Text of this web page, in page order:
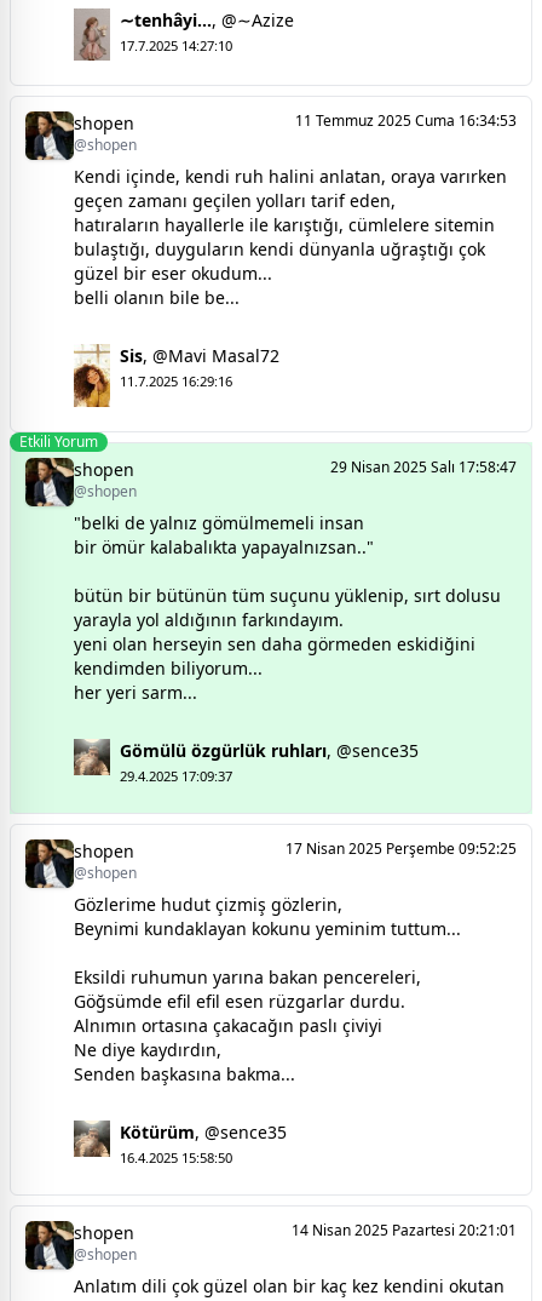
∼tenhâyi..., @∼Azize
17.7.2025 14:27:10
shopen
@shopen
11 Temmuz 2025 Cuma 16:34:53
Kendi içinde, kendi ruh halini anlatan, oraya varırken
geçen zamanı geçilen yolları tarif eden,
hatıraların hayallerle ile karıştığı, cümlelere sitemin
bulaştığı, duyguların kendi dünyanla uğraştığı çok
güzel bir eser okudum...
belli olanın bile be...
Sis, @Mavi Masal72
11.7.2025 16:29:16
Etkili Yorum
shopen
@shopen
29 Nisan 2025 Salı 17:58:47
"belki de yalnız gömülmemeli insan
bir ömür kalabalıkta yapayalnızsan.."
bütün bir bütünün tüm suçunu yüklenip, sırt dolusu
yarayla yol aldığının farkındayım.
yeni olan herseyin sen daha görmeden eskidiğini
kendimden biliyorum...
her yeri sarm...
Gömülü özgürlük ruhları, @sence35
29.4.2025 17:09:37
shopen
@shopen
17 Nisan 2025 Perşembe 09:52:25
Gözlerime hudut çizmiş gözlerin,
Beynimi kundaklayan kokunu yeminim tuttum...
Eksildi ruhumun yarına bakan pencereleri,
Göğsümde efil efil esen rüzgarlar durdu.
Alnımın ortasına çakacağın paslı çiviyi
Ne diye kaydırdın,
Senden başkasına bakma...
Kötürüm, @sence35
16.4.2025 15:58:50
shopen
@shopen
14 Nisan 2025 Pazartesi 20:21:01
Anlatım dili çok güzel olan bir kaç kez kendini okutan